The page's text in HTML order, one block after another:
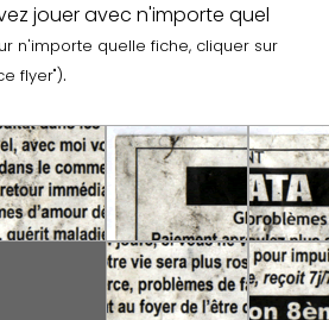
jouer avec n'importe quel
n'importe quelle fiche, cliquer sur
flyer").